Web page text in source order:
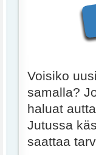
Voisiko
samalla?
haluat
Jutussa
saattaa